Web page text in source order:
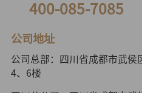
400-085-7085
公司地址
公司总部：四川省成都市武侯
4、6楼